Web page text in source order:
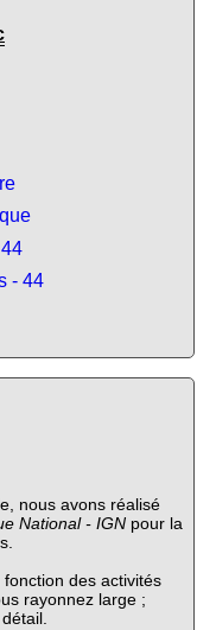
- 44
nous avons réalisé
National - IGNpour la
des activités
rayonnez large ;